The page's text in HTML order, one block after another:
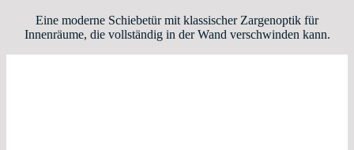
Eine moderne Schiebetür mit klassischer Zargenoptik für
Innenräume, die vollständig in der Wand verschwinden kann.